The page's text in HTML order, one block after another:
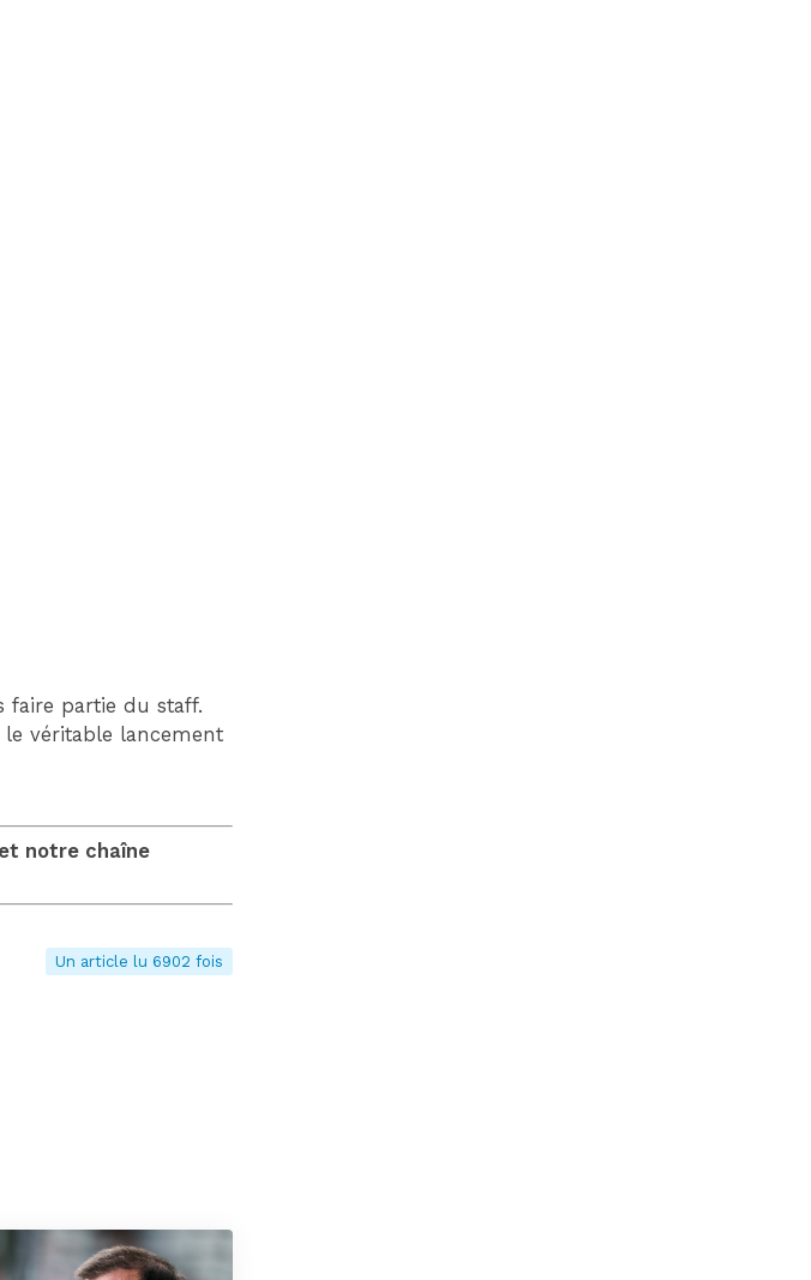
faire partie du staff.
le véritable lancement
et notre chaîne
Un article lu 6902 fois